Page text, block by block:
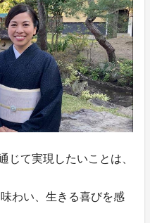
じて実現したいことは、
わい、生きる喜びを感